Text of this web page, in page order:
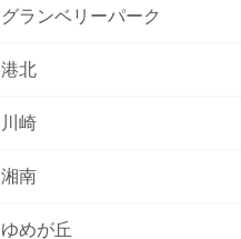
グランベリーパーク
港北
川崎
湘南
ゆめが丘